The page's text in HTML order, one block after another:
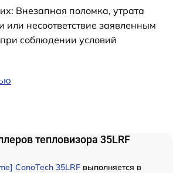
Внезапная поломка, утрата
или несоответствие заявленным
соблюдении условий
тепловизора 35LRF
ConoTech 35LRF выполняется в